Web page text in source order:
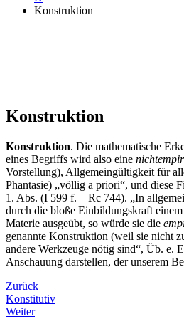
Konstruktion
Konstruktion
Konstruktion. Die mathematische
eines Begriffs wird also eine
Vorstellung), Allgemeingültigkeit für
Phantasie) „völlig a priori“, und diese
1. Abs. (I 599 f.—Rc 744). „In
durch die bloße Einbildungskraft
Materie ausgeübt, so würde sie die
genannte Konstruktion (weil sie nicht
andere Werkzeuge nötig sind“, Üb. e.
Anschauung darstellen, der unserem
Zurück
Konstitutiv
Weiter